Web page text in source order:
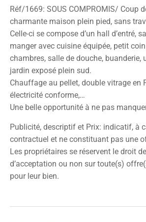
Réf/1669: SOUS COMPROMIS/ Coup
charmante maison plein pied, sans
Celle-ci se compose d’un hall d’entré,
manger avec cuisine équipée, petit
chambres, salle de douche, buanderie,
jardin exposé plein sud.
Chauffage au pellet, double vitrage en
électricité conforme,…
Une belle opportunité à ne pas
Publicité, descriptif et Prix: indicatif, à
contractuel et ne constituant pas une
Les propriétaires se réservent le droit
d’acceptation ou non sur toute(s)
pour leur bien.